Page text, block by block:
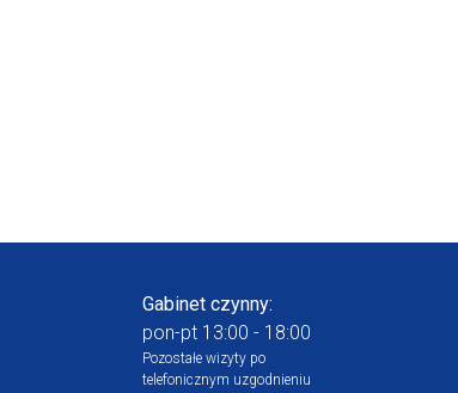
Gabinet czynny:
pon-pt 13:00 - 18:00
Pozostałe wizyty po
telefonicznym uzgodnieniu